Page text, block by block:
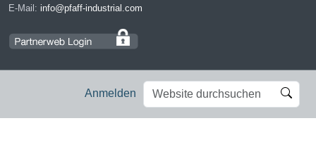
Anmelden
Website
durchsuchen
Erweiterte
Suche…
E-Mail: info@pfaff-industrial.com